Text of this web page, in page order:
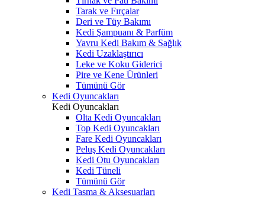
Tarak ve Fırçalar
Deri ve Tüy Bakımı
Kedi Şampuanı & Parfüm
Yavru Kedi Bakım & Sağlık
Kedi Uzaklaştırıcı
Leke ve Koku Giderici
Pire ve Kene Ürünleri
Tümünü Gör
Kedi Oyuncakları
Kedi Oyuncakları
Olta Kedi Oyuncakları
Top Kedi Oyuncakları
Fare Kedi Oyuncakları
Peluş Kedi Oyuncakları
Kedi Otu Oyuncakları
Kedi Tüneli
Tümünü Gör
Kedi Tasma & Aksesuarları